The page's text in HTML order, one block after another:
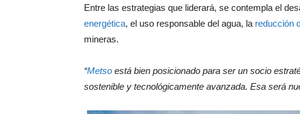
Entre las estrategias que liderará, se contempla el
energética, el uso responsable del agua, la reducción
mineras.
“Metso está bien posicionado para ser un socio
sostenible y tecnológicamente avanzada. Esa será